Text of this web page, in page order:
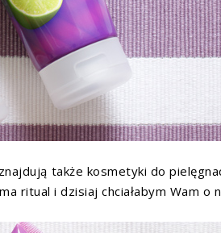
także kosmetyki do
ritual i dzisiaj chciałabym Wam o